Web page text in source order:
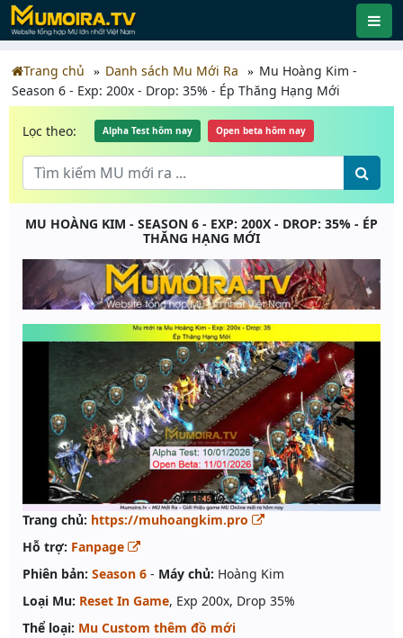
Trang chủ Danh sách Mu Mới Ra
Mu Hoàng Kim -
Season 6 - Exp: 200x - Drop: 35% - Ép Thăng Hạng Mới
Lọc theo: Alpha Test hôm nay Open beta hôm nay
MU HOÀNG KIM - SEASON 6 - EXP: 200X - DROP: 35% - ÉP
THĂNG HẠNG MỚI
Trang chủ: https://muhoangkim.pro
Hỗ trợ: Fanpage
Phiên bản: Season 6 - Máy chủ: Hoàng Kim
Loại Mu: Reset In Game, Exp 200x, Drop 35%
Thể loại: Mu Custom thêm đồ mới